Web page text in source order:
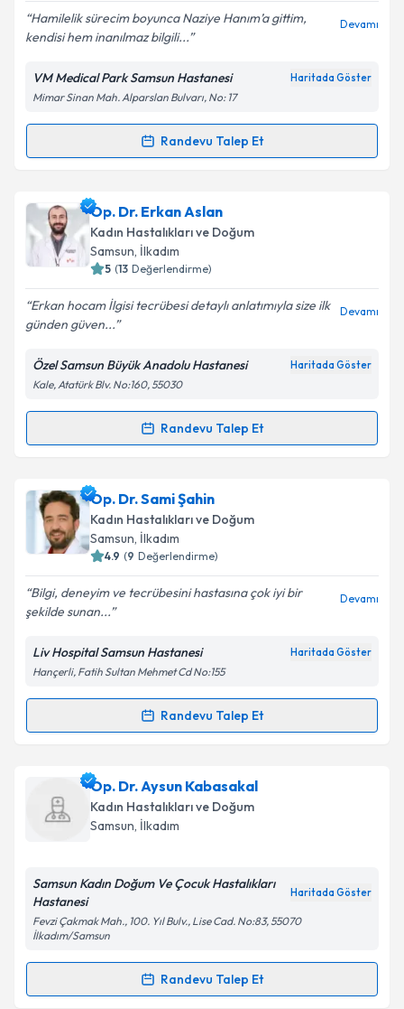
Kişisel verilerimin işlenmesine ilişkin
Aydınlatma
Metni'ni okudum ve kişisel verilerimin belirtilen
kapsamda işlenmesini kabul ediyorum.
Hamilelik sürecim boyunca Naziye Hanım’a gittim,
kendisi hem inanılmaz bilgili...
Devamı
VM Medical Park Samsun Hastanesi Haritada Göster
Mimar Sinan Mah. Alparslan Bulvarı, No: 17
Randevu Talep Et
Randevu Takvimi Talebi
Dr. Öğr. Üyesi Naziye Gürkan Sabah
takvimi talebi oluşturun. Size bu uzmandan randevu
almanız için bir takvim hazırlandığında e-posta ile
bilgilendireceğiz.
E-posta Adresiniz
Kişisel verilerimin işlenmesine ilişkin
Metni'ni okudum ve kişisel verilerimin belirtilen
kapsamda işlenmesini kabul ediyorum.
Op. Dr. Erkan Aslan
Kadın Hastalıkları ve Doğum
Samsun, İlkadım
5 (13 Değerlendirme)
Erkan hocam İlgisi tecrübesi detaylı anlatımıyla size ilk
günden güven...
Devamı
Özel Samsun Büyük Anadolu Hastanesi Haritada Göster
Kale, Atatürk Blv. No:160, 55030
Randevu Talep Et
Randevu Takvimi Talebi
Op. Dr. Erkan Aslaniçin randevu takvimi talebi
oluşturun. Size bu uzmandan randevu almanız için bir
takvim hazırlandığında e-posta ile bilgilendireceğiz.
Kişisel verilerimin işlenmesine ilişkin
Aydınlatma
Metni'ni okudum ve kişisel verilerimin belirtilen
kapsamda işlenmesini kabul ediyorum.
Op. Dr. Sami Şahin
Kadın Hastalıkları ve Doğum
Samsun, İlkadım
4.9 (9 Değerlendirme)
Bilgi, deneyim ve tecrübesini hastasına çok iyi bir
şekilde sunan...
Devamı
Liv Hospital Samsun Hastanesi Haritada Göster
Hançerli, Fatih Sultan Mehmet Cd No:155
Randevu Talep Et
Randevu Takvimi Talebi
Op. Dr. Sami Şahiniçin randevu takvimi talebi
oluşturun. Size bu uzmandan randevu almanız için bir
takvim hazırlandığında e-posta ile bilgilendireceğiz.
Metni'ni okudum ve kişisel verilerimin belirtilen
kapsamda işlenmesini kabul ediyorum.
Op. Dr. Aysun Kabasakal
Kadın Hastalıkları ve Doğum
Samsun, İlkadım
Samsun Kadın Doğum Ve Çocuk Hastalıkları
Hastanesi
Haritada Göster
Fevzi Çakmak Mah., 100. Yıl Bulv., Lise Cad. No:83, 55070
İlkadım/Samsun
Randevu Talep Et
Randevu Takvimi Talebi